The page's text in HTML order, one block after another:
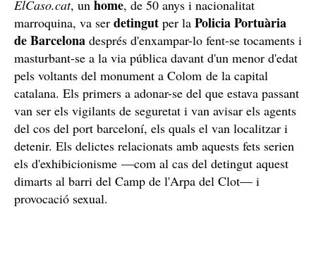
ElCaso.cat, un home, de 50 anys i nacionalitat
marroquina, va ser detingut per la Policia Portuària
de Barcelona després d'enxampar-lo fent-se tocaments i
masturbant-se a la via pública davant d'un menor d'edat
pels voltants del monument a Colom de la capital
catalana. Els primers a adonar-se del que estava passant
van ser els vigilants de seguretat i van avisar els agents
del cos del port barceloní, els quals el van localitzar i
detenir. Els delictes relacionats amb aquests fets serien
els d'exhibicionisme —com al cas del detingut aquest
dimarts al barri del Camp de l'Arpa del Clot— i
provocació sexual.